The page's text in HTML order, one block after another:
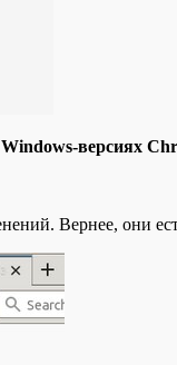
версиях
Вернее, они